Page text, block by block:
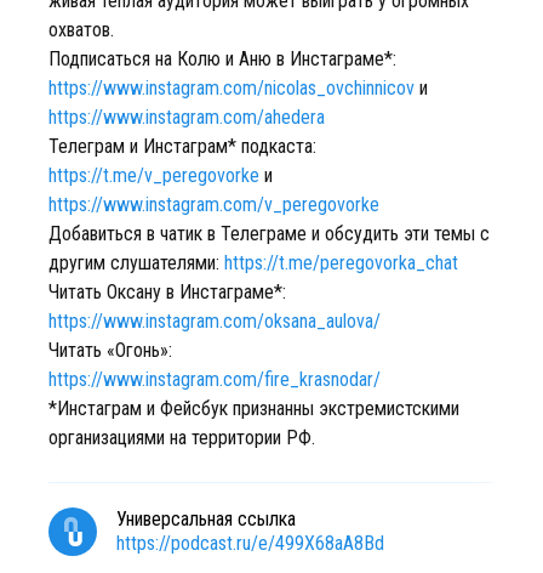
охватов.
Подписаться на Колю и Аню в Инстаграме*:
https://www.instagram.com/nicolas_ovchinnicov и
https://www.instagram.com/ahedera
Телеграм и Инстаграм* подкаста:
https://t.me/v_peregovorke и
https://www.instagram.com/v_peregovorke
Добавиться в чатик в Телеграме и обсудить эти темы с
другим слушателями: https://t.me/peregovorka_chat
Читать Оксану в Инстаграме*:
https://www.instagram.com/oksana_aulova/
Читать «Огонь»:
https://www.instagram.com/fire_krasnodar/
*Инстаграм и Фейсбук признанны экстремистскими
организациями на территории РФ.
Универсальная ссылка
https://podcast.ru/e/499X68aA8Bd